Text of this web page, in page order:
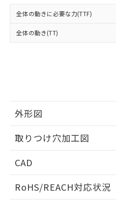
全体の動きに必要な力(TTF)
全体の動き(TT)
外形図
取りつけ穴加工図
CAD
ドすることができます。
RoHS/REACH対応状況
引・商談に必要な
をご了承ください
※当社の共同利用
の共同利用に関
とができます。
51物質の非含有証明書
欄に対応日を記載して
既に当社にて対応品へ
していることから、特
り、2022年1月12日よ
す。